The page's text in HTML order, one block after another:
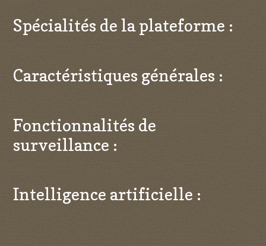
Spécialités de la plateforme :
Caractéristiques générales :
Fonctionnalités de
surveillance :
Intelligence artificielle :